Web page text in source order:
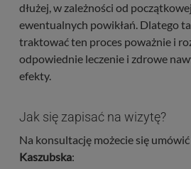
dłużej, w zależności od
ewentualnych powikłań. Dlatego
traktować ten proces poważnie i
odpowiednie leczenie i zdrowe
efekty.
Jak się zapisać na wizytę?
Na konsultację możecie się
Kaszubska: